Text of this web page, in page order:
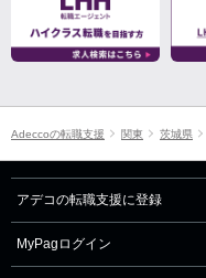
Adeccoの転職支援 関東 茨城県
アデコの転職支援に登録
MyPagログイン